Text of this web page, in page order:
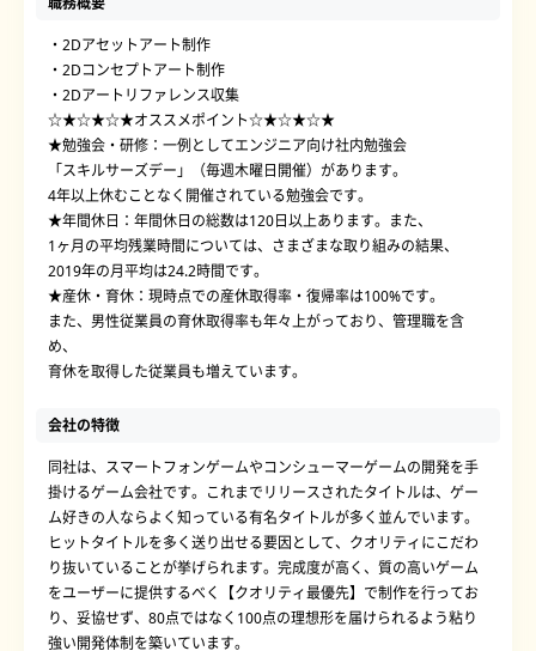
・2Dアセットアート制作
・2Dコンセプトアート制作
・2Dアートリファレンス収集
☆★☆★☆★オススメポイント☆★☆★☆★
★勉強会・研修：一例としてエンジニア向け社内勉強会
「スキルサーズデー」（毎週木曜日開催）があります。
4年以上休むことなく開催されている勉強会です。
★年間休日：年間休日の総数は120日以上あります。また、
1ヶ月の平均残業時間については、さまざまな取り組みの結果、
2019年の月平均は24.2時間です。
★産休・育休：現時点での産休取得率・復帰率は100%です。
また、男性従業員の育休取得率も年々上がっており、管理職を含
め、
育休を取得した従業員も増えています。
会社の特徴
同社は、スマートフォンゲームやコンシューマーゲームの開発を手
掛けるゲーム会社です。これまでリリースされたタイトルは、ゲー
ム好きの人ならよく知っている有名タイトルが多く並んでいます。
ヒットタイトルを多く送り出せる要因として、クオリティにこだわ
り抜いていることが挙げられます。完成度が高く、質の高いゲーム
をユーザーに提供するべく【クオリティ最優先】で制作を行ってお
り、妥協せず、80点ではなく100点の理想形を届けられるよう粘り
強い開発体制を築いています。